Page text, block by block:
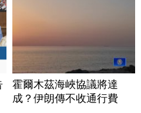
霍爾木茲海峽協議將達
成？伊朗傳不收通行費